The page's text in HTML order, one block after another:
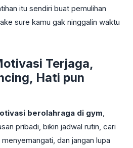
itu sendiri buat pemulihan
sure kamu gak ninggalin waktu
Terjaga,
Hati pun
berolahraga di gym,
pribadi, bikin jadwal rutin, cari
dan jangan lupa